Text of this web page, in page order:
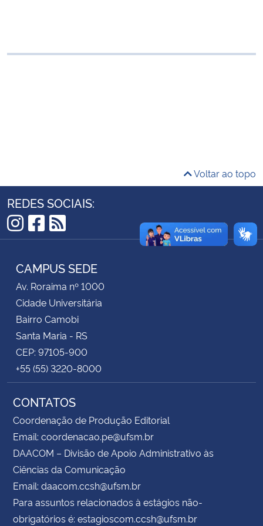
Controladoria-Geral da União
Secretaria-Geral
Secretaria de Governo
Gabinete de Segurança Institucional
Advocacia-Geral da União
Voltar ao topo
REDES SOCIAIS:
Instagram
Facebook
RSS
CAMPUS SEDE
Av. Roraima nº 1000
Cidade Universitária
Bairro Camobi
Santa Maria - RS
CEP: 97105-900
+55 (55) 3220-8000
CONTATOS
Coordenação de Produção Editorial
Email: coordenacao.pe@ufsm.br
DAACOM – Divisão de Apoio Administrativo às
Ciências da Comunicação
Email: daacom.ccsh@ufsm.br
Para assuntos relacionados à estágios não-
obrigatórios é: estagioscom.ccsh@ufsm.br